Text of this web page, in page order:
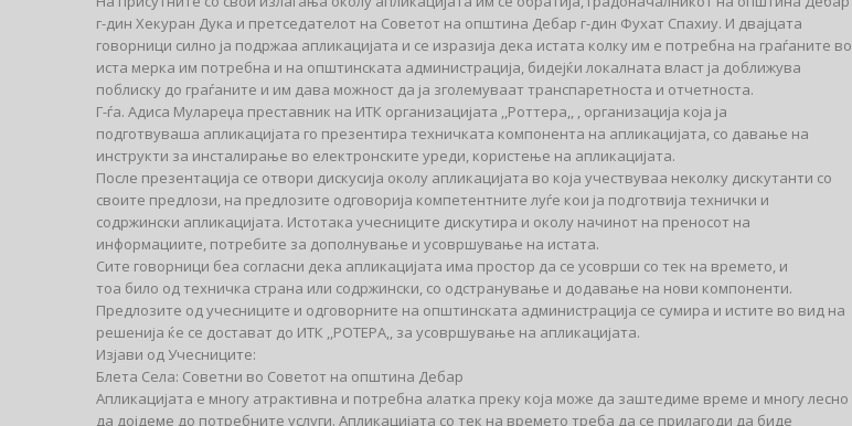
г-дин Хекуран Дука и претседателот на Советот на општина Дебар г-дин Фухат Спахиу. И двајцата
говорници силно ја подржаа апликацијата и се изразија дека истата колку им е потребна на граѓаните во
иста мерка им потребна и на општинската администрација, бидејќи локалната власт ја доближува
поблиску до граѓаните и им дава можност да ја зголемуваат транспаретноста и отчетноста.
Г-ѓа. Адиса Мулареџа преставник на ИТК организацијата ,,Роттера,, , организација која ја
подготвуваша апликацијата го презентира техничката компонента на апликацијата, со давање на
инструкти за инсталирање во електронските уреди, користење на апликацијата.
После презентација се отвори дискусија околу апликацијата во која учествуваа неколку дискутанти со
своите предлози, на предлозите одговорија компетентните луѓе кои ја подготвија технички и
содржински апликацијата. Истотака учесниците дискутира и околу начинот на преносот на
информациите, потребите за дополнување и усовршување на истата.
Сите говорници беа согласни дека апликацијата има простор да се усоврши со тек на времето, и
тоа било од техничка страна или содржински, со одстранување и додавање на нови компоненти.
Предлозите од учесниците и одговорните на општинската администрација се сумира и истите во вид на
решенија ќе се достават до ИТК ,,РОТЕРА,, за усовршување на апликацијата.
Изјави од Учесниците:
Блета Села: Советни во Советот на општина Дебар
Апликацијата е многу атрактивна и потребна алатка преку која може да заштедиме време и многу лесно
да дојдеме до потребните услуги. Апликацијата со тек на времето треба да се прилагоди да биде